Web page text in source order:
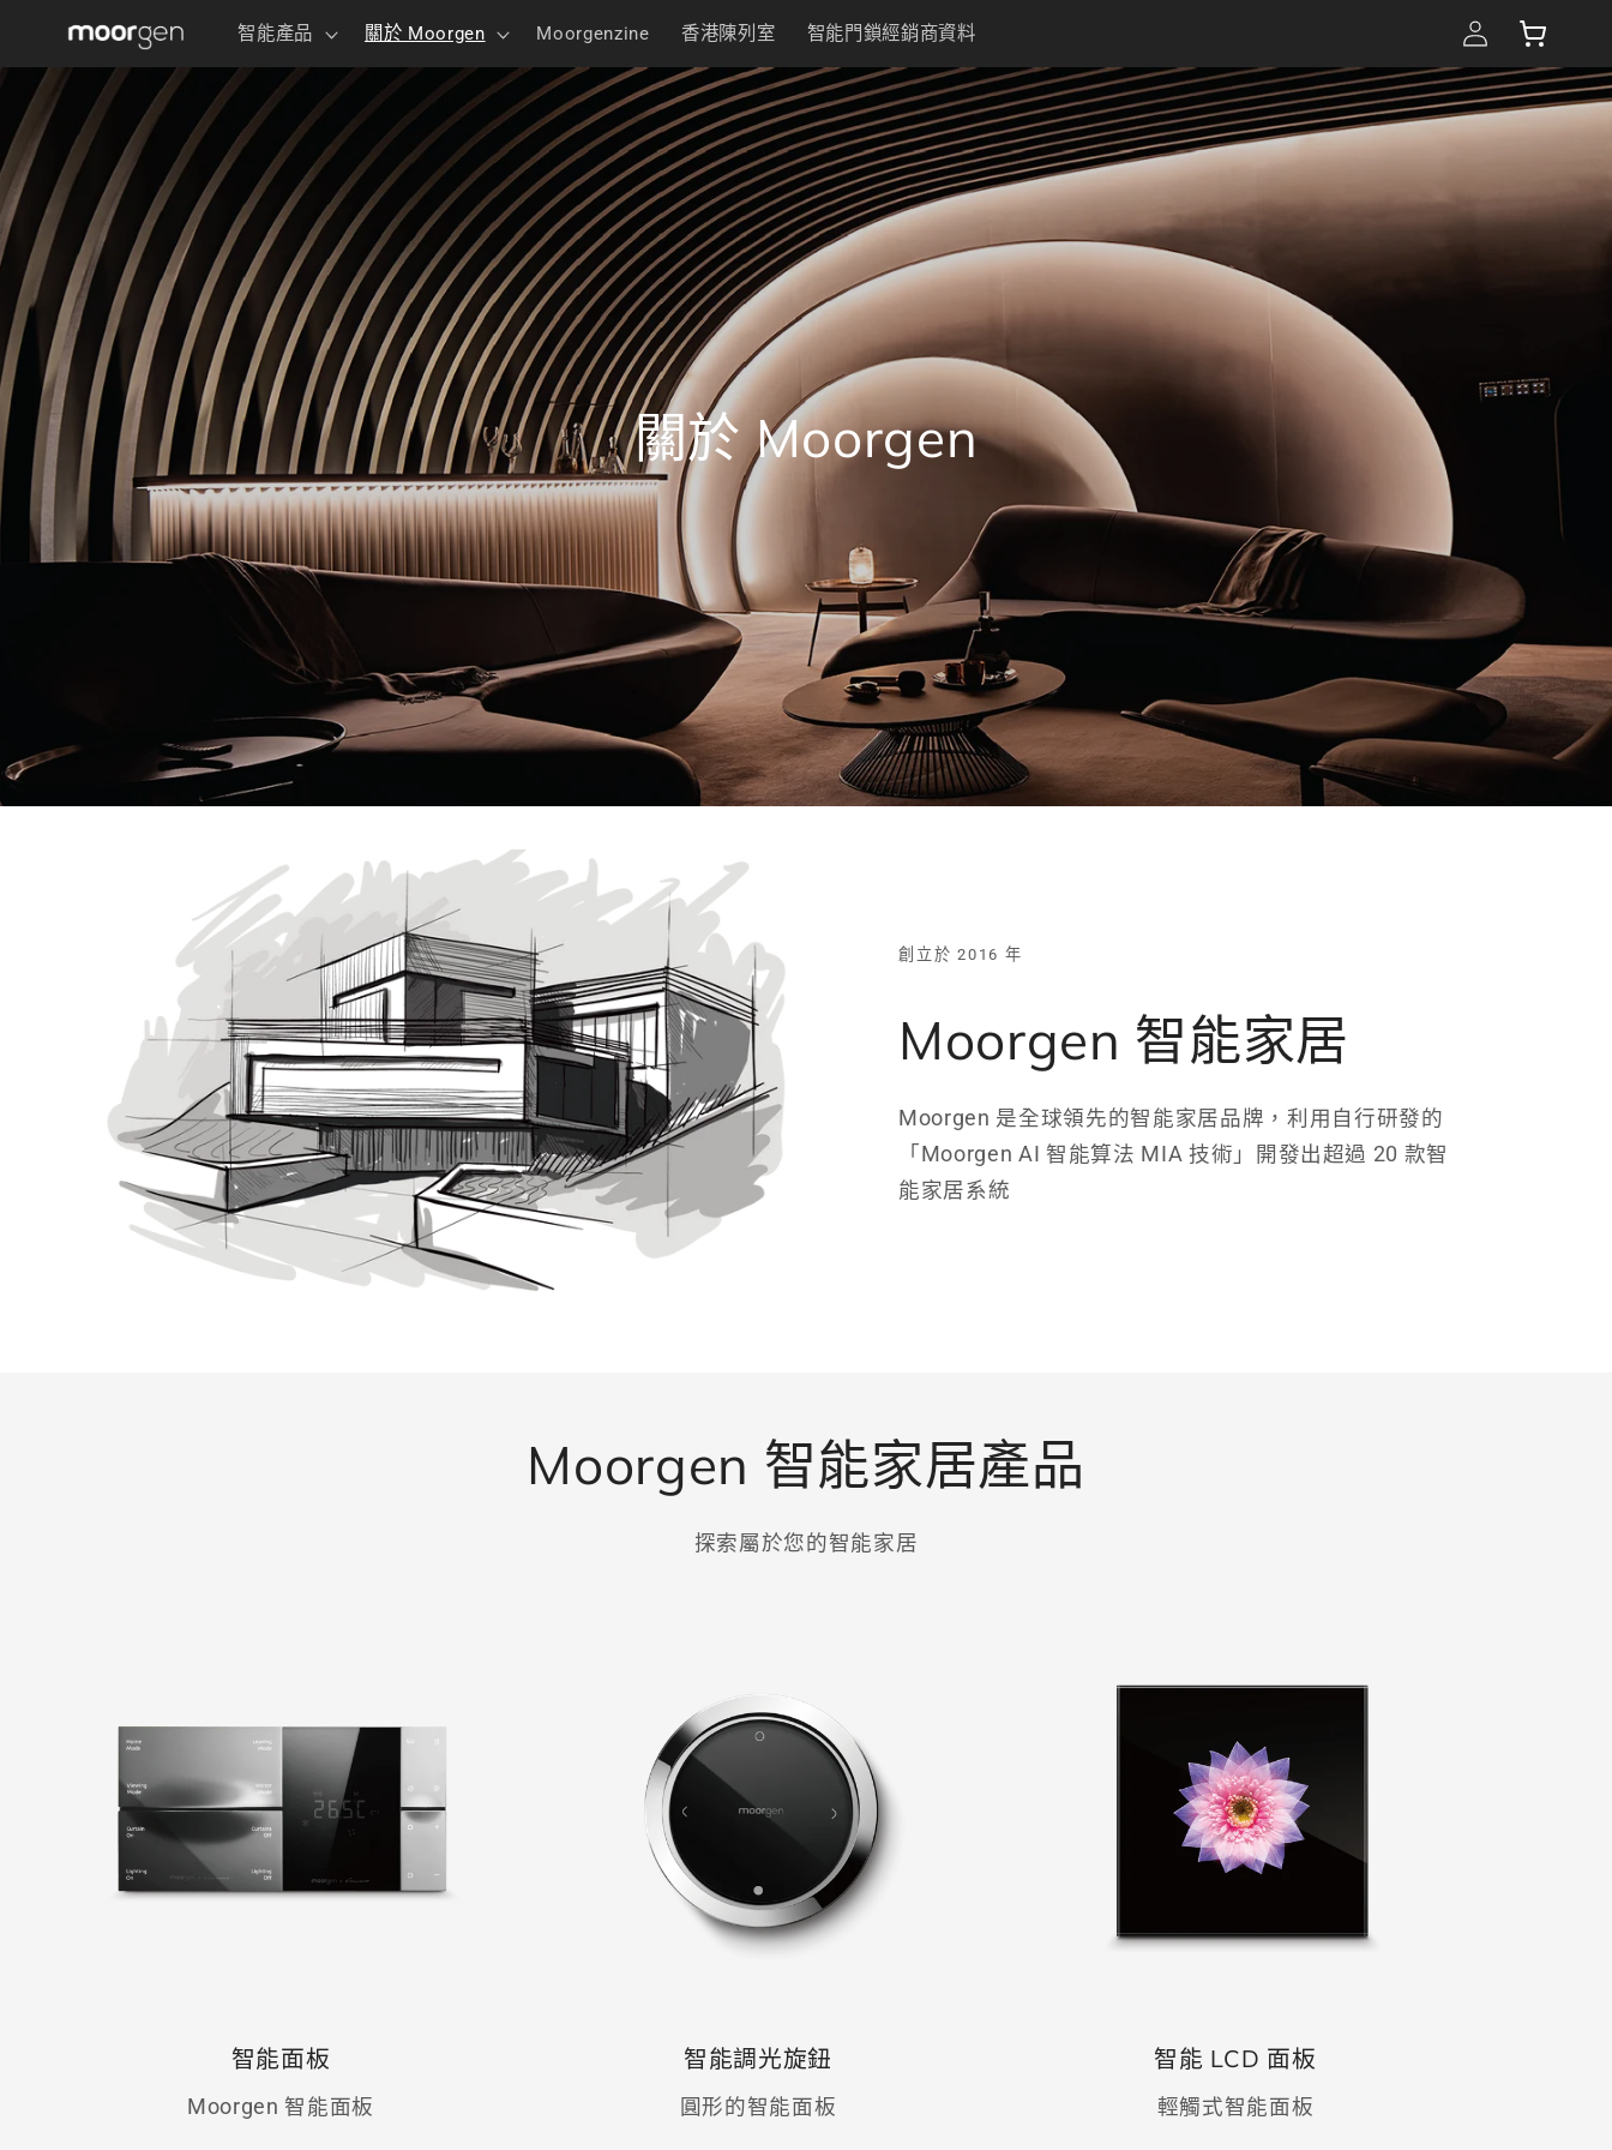
智能產品 關於 Moorgen Moorgenzine 香港陳列室 智能門鎖經銷商資料
登
入
物
車
關於 Moorgen
創立於 2016 年
Moorgen 智能家居
Moorgen 是全球領先的智能家居品牌，利用自行研發的
「Moorgen AI 智能算法 MIA 技術」開發出超過 20 款智
能家居系統
Moorgen 智能家居產品
探索屬於您的智能家居
智能面板
Moorgen 智能面板
智能調光旋鈕
圓形的智能面板
智能 LCD 面板
輕觸式智能面板